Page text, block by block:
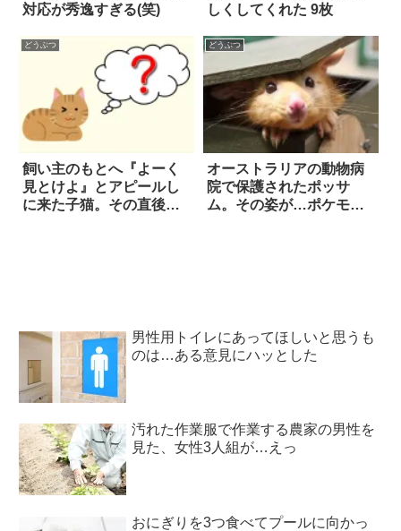
対応が秀逸すぎる(笑)
しくしてくれた 9枚
どうぶつ
飼い主のもとへ『よーく
見とけよ』とアピールし
に来た子猫。その直後
どうぶつ
オーストラリアの動物病
院で保護されたポッサ
ム。その姿が…ポケモン
男性用トイレにあってほしいと思うも
のは…ある意見にハッとした
汚れた作業服で作業する農家の男性を
見た、女性3人組が…えっ
おにぎりを3つ食べてプールに向かっ